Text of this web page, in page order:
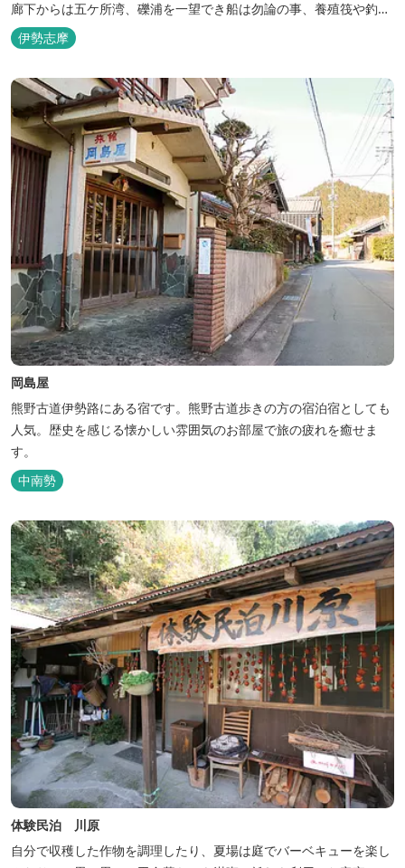
廊下からは五ケ所湾、礫浦を一望でき船は勿論の事、養殖筏や釣り
堀筏などみる事ができます。 当館一押しのお部屋【大島】からは太
平洋を一望。マグロの養殖筏、夜には漁師さん達の船の光がみえ対
伊勢志摩
岡島屋
熊野古道伊勢路にある宿です。熊野古道歩きの方の宿泊宿としても
人気。歴史を感じる懐かしい雰囲気のお部屋で旅の疲れを癒せま
す。
中南勢
体験民泊 川原
自分で収穫した作物を調理したり、夏場は庭でバーベキューを楽し